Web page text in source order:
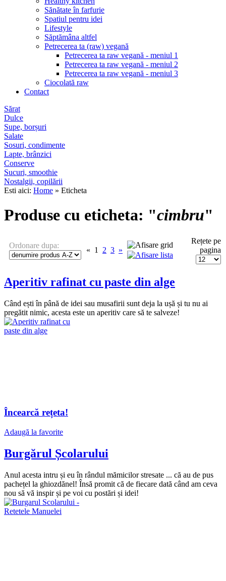
Sănătate în farfurie
Spatiul pentru idei
Lifestyle
Săptămâna altfel
Petrecerea ta (raw) vegană
Petrecerea ta raw vegană - meniul 1
Petrecerea ta raw vegană - meniul 2
Petrecerea ta raw vegană - meniul 3
Ciocolată raw
Contact
Sărat
Dulce
Supe, borșuri
Salate
Sosuri, condimente
Lapte, brânzici
Conserve
Sucuri, smoothie
Nostalgii, copilării
Esti aici: Home » Eticheta
Produse cu eticheta: "cimbru"
Ordonare dupa:
« 1 2 3 »
Rețete pe
pagina
Aperitiv rafinat cu paste din alge
Când ești în până de idei sau musafirii sunt deja la ușă și tu nu ai
pregătit nimic, acesta este un aperitiv care să te salveze!
Încearcă rețeta!
Adaugă la favorite
Burgărul Școlarului
Anul acesta intru și eu în rândul mămicilor stresate ... că au de pus
pachețel la ghiozdănel! Însă promit că de fiecare dată când am ceva
nou să vă inspir și pe voi cu postări și idei!